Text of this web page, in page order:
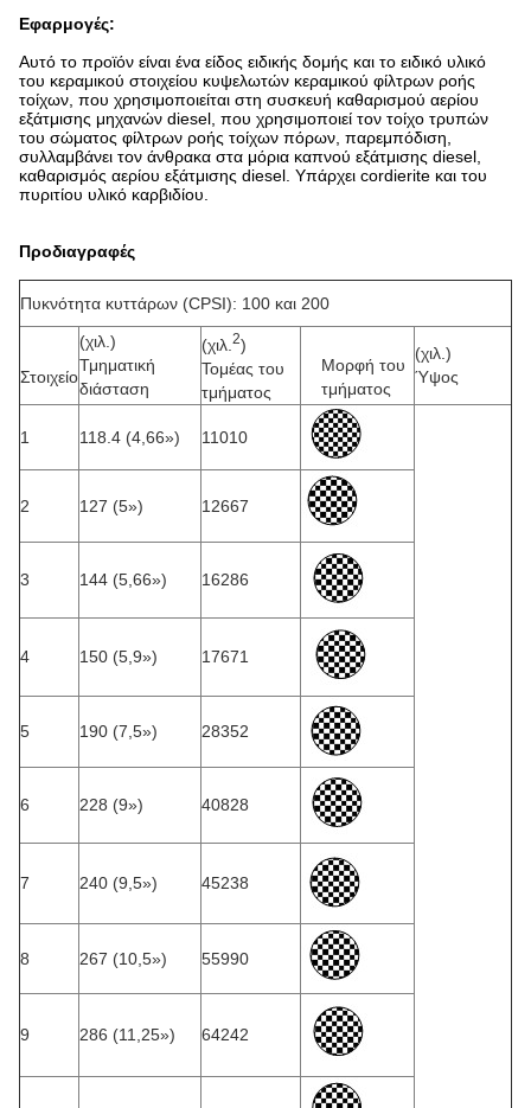
Εφαρμογές:
Αυτό το προϊόν είναι ένα είδος ειδικής δομής και το ειδικό υλικό
του κεραμικού στοιχείου κυψελωτών κεραμικού φίλτρων ροής
τοίχων, που χρησιμοποιείται στη συσκευή καθαρισμού αερίου
εξάτμισης μηχανών diesel, που χρησιμοποιεί τον τοίχο τρυπών
του σώματος φίλτρων ροής τοίχων πόρων, παρεμπόδιση,
συλλαμβάνει τον άνθρακα στα μόρια καπνού εξάτμισης diesel,
καθαρισμός αερίου εξάτμισης diesel. Υπάρχει cordierite και του
πυριτίου υλικό καρβιδίου.
Προδιαγραφές
Πυκνότητα κυττάρων (CPSI): 100 και 200
Στοιχείο
(χιλ.)
Τμηματική
διάσταση
(χιλ. 2)
Τομέας του
τμήματος
Μορφή του
τμήματος
(χιλ.)
Ύψος
1 118.4 (4,66») 11010
2 127 (5») 12667
3 144 (5,66») 16286
4 150 (5,9») 17671
5 190 (7,5») 28352
6 228 (9») 40828
7 240 (9,5») 45238
8 267 (10,5») 55990
9 286 (11,25») 64242